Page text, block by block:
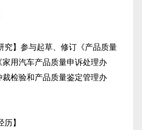
究】参与起草、修订《产品质量
家用汽车产品质量申诉处理办
检验和产品质量鉴定管理办
历】